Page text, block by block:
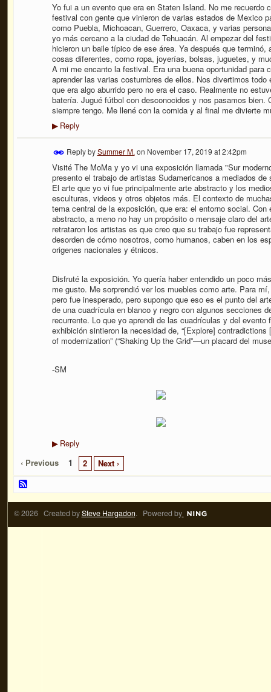
Yo fui a un evento que era en Staten Island. No me recuerdo
festival con gente que vinieron de varias estados de Mexico
como Puebla, Michoacan, Guerrero, Oaxaca, y varias
yo más cercano a la ciudad de Tehuacán. Al empezar del
hicieron un baile típico de ese área. Ya después que
cosas diferentes, como ropa, joyerías, bolsas, juguetes, y
A mi me encanto la festival. Era una buena oportunidad para
aprender las varias costumbres de ellos. Nos divertimos
que era algo aburrido pero no era el caso. Realmente no
batería. Jugué fútbol con desconocidos y nos pasamos bien.
siempre tengo. Me llené con la comida y al final me divierte
▶Reply
Reply bySummer M. on November 17, 2019 at 2:42pm
Visité The MoMa y yo vi una exposición llamada "Sur
presento el trabajo de artistas Sudamericanos a mediados
El arte que yo vi fue principalmente arte abstracto y los
esculturas, videos y otros objetos más. El contexto de
tema central de la exposición, que era: el entorno social.
abstracto, a meno no hay un propósito o mensaje claro del
retrataron los artistas es que creo que su trabajo fue
desorden de cómo nosotros, como humanos, caben en los
origenes nacionales y étnicos.
Disfruté la exposición. Yo quería haber entendido un poco
me gusto. Me sorprendió ver los muebles como arte. Para
pero fue inesperado, pero supongo que eso es el punto del
de una cuadrícula en blanco y negro con algunos secciones
recurrente. Lo que yo aprendi de las cuadrículas y del
exhibición sintieron la necesidad de, “[Explore]
of modernization” (“Shaking Up the Grid”—un placard del
-SM
▶Reply
‹ Previous 1 2 Next ›
© 2026 Created bySteve Hargadon. Powered by